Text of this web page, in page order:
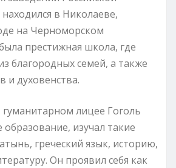
в Николаеве,
на Черноморском
престижная школа, где
благородных семей, а также
и духовенства.
лицее Гоголь
образование, изучал такие
греческий язык, историю,
Он проявил себя как